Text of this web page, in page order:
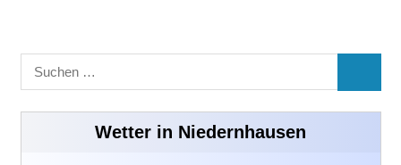
Suchen
nach:
Wetter in Niedernhausen